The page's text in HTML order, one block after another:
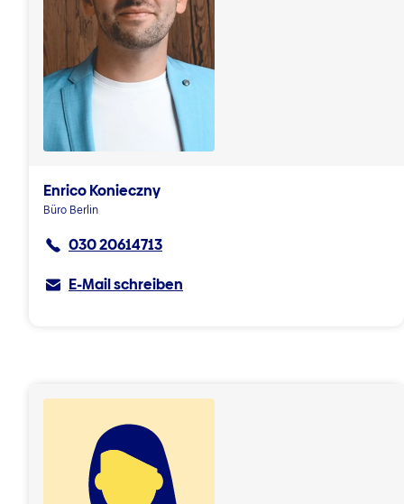
Enrico Konieczny
Büro Berlin
030 20614713
E-Mail schreiben